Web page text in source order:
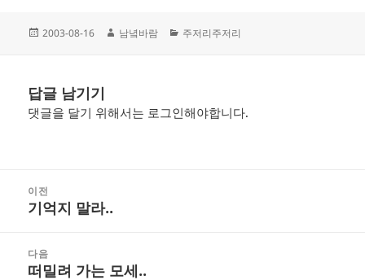
작
2003-08-16
글
남녘바람
카
주저리주저리
답글 남기기
댓글을 달기 위해서는 로그인해야합니다.
이전
이
글:
기억지 말라..
다음
다
떠밀려 가는 모세..